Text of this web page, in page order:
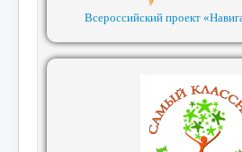
Всероссийский проект